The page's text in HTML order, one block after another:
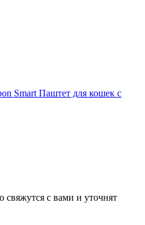
Smart Паштет для кошек с
с вами и уточнят